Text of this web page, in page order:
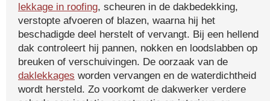
lekkage in roofing, scheuren in de dakbedekking,
verstopte afvoeren of blazen, waarna hij het
beschadigde deel herstelt of vervangt. Bij een hellend
dak controleert hij pannen, nokken en loodslabben op
breuken of verschuivingen. De oorzaak van de
daklekkages worden vervangen en de waterdichtheid
wordt hersteld. Zo voorkomt de dakwerker verdere